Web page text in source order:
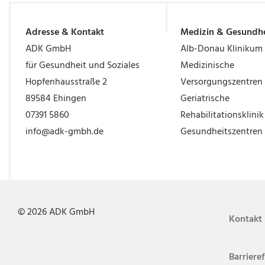
Adresse & Kontakt
ADK GmbH
für Gesundheit und Soziales
Hopfenhausstraße 2
89584 Ehingen
07391 5860
info@adk-gmbh.de
Medizin &
Alb-Donau Klinikum
Medizinische
Versorgungszentren
Geriatrische
Gesundheitszentren
© 2026 ADK GmbH Kontakt